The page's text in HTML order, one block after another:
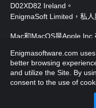
D02XD82 Ireland。
EnigmaSoft Limited，私
Mac和MacOS是Apple
版權所有2016-2026.
Enigmasoftware.com
better browsing
and utilize the Site. By
consent to the use of